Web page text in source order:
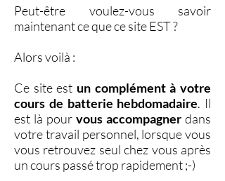
Peut-être voulez-vous savoir
maintenant ce que ce site EST ?
Alors voilà :
Ce site est un complément à votre
cours de batterie hebdomadaire. Il
est là pour vous accompagner dans
votre travail personnel, lorsque vous
vous retrouvez seul chez vous après
un cours passé trop rapidement ;-)